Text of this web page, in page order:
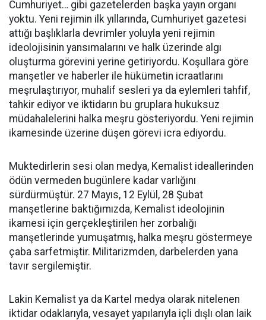
Cumhuriyet… gibi gazetelerden başka yayın organı
yoktu. Yeni rejimin ilk yıllarında, Cumhuriyet gazetesi
attığı başlıklarla devrimler yoluyla yeni rejimin
ideolojisinin yansımalarını ve halk üzerinde algı
oluşturma görevini yerine getiriyordu. Koşullara göre
manşetler ve haberler ile hükümetin icraatlarını
meşrulaştırıyor, muhalif sesleri ya da eylemleri tahfif,
tahkir ediyor ve iktidarın bu gruplara hukuksuz
müdahalelerini halka meşru gösteriyordu. Yeni rejimin
ikamesinde üzerine düşen görevi icra ediyordu.
Muktedirlerin sesi olan medya, Kemalist ideallerinden
ödün vermeden bugünlere kadar varlığını
sürdürmüştür. 27 Mayıs, 12 Eylül, 28 Şubat
manşetlerine baktığımızda, Kemalist ideolojinin
ikamesi için gerçekleştirilen her zorbalığı
manşetlerinde yumuşatmış, halka meşru göstermeye
çaba sarfetmiştir. Militarizmden, darbelerden yana
tavır sergilemiştir.
Lakin Kemalist ya da Kartel medya olarak nitelenen
iktidar odaklarıyla, vesayet yapılarıyla içli dışlı olan laik